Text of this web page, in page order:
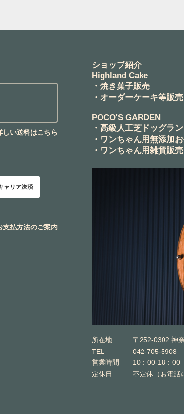
しい送料はこちら
ャリア決済
支払方法のご案内
ショップ紹介
Highland Cake
・焼き菓子販売
・オーダーケーキ等販売
POCO'S GARDEN
・高級人工芝ドッグラ
・ワンちゃん用無添加
・ワンちゃん用雑貨販売
所在地
〒252-0302 神
TEL
042-705-5908
営業時間
10：00-18：00
定休日
不定休（お電話